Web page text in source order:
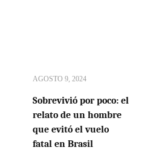
AGOSTO 9, 2024
Sobrevivió por poco: el
relato de un hombre
que evitó el vuelo
fatal en Brasil